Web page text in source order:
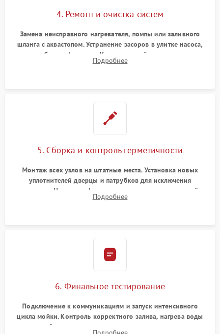
4. Ремонт и очистка систем
Замена неисправного нагревателя, помпы или заливного
шланга с аквастопом. Устранение засоров в улитке насоса,
патрубках и фильтрах. Компонентный ремонт платы
управления, восстановление поврежденной проводки.
Подробнее
5. Сборка и контроль герметичности
Монтаж всех узлов на штатные места. Установка новых
уплотнителей дверцы и патрубков для исключения
протечек. Надежная фиксация хомутов гидравлической
системы, сборка корпуса и установка датчика поплавка.
Подробнее
6. Финальное тестирование
Подключение к коммуникациям и запуск интенсивного
цикла мойки. Контроль корректного залива, нагрева воды
до нужной температуры, отсутствия посторонних шумов,